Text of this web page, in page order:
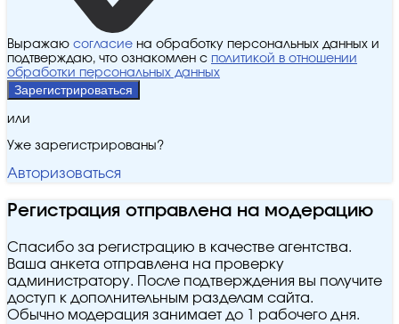
Выражаю согласие на обработку персональных данных и
подтверждаю, что ознакомлен с политикой в отношении
обработки персональных данных
Зарегистрироваться
или
Уже зарегистрированы?
Авторизоваться
Регистрация отправлена на модерацию
Спасибо за регистрацию в качестве агентства.
Ваша анкета отправлена на проверку
администратору. После подтверждения вы получите
доступ к дополнительным разделам сайта.
Обычно модерация занимает до 1 рабочего дня.